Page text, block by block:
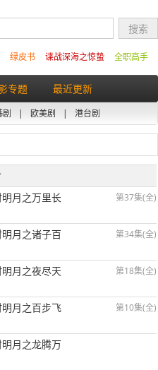
全职高手
谍战深海之惊蛰
绿皮书
专题 最近更新
剧 | 欧美剧 | 港台剧
影片
月之万里长
第37集(全)
月之诸子百
第34集(全)
月之夜尽天
第18集(全)
月之百步飞
第10集(全)
月之龙腾万